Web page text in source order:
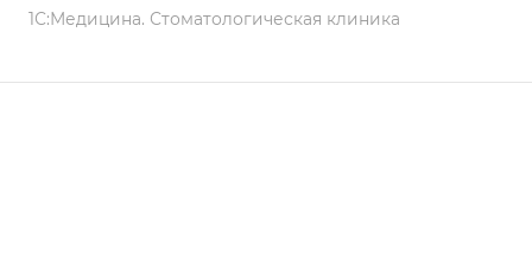
1С:Медицина. Стоматологическая клиника